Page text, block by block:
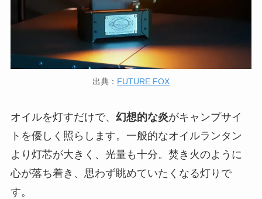
出典： FUTURE FOX
オイルを灯すだけで、 幻想的な炎がキャンプサイ
トを優しく照らします。一般的なオイルランタン
より灯芯が大きく、光量も十分。焚き火のように
心が落ち着き、思わず眺めていたくなる灯りで
す。